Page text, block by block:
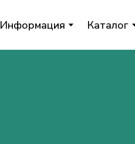
Информация Каталог